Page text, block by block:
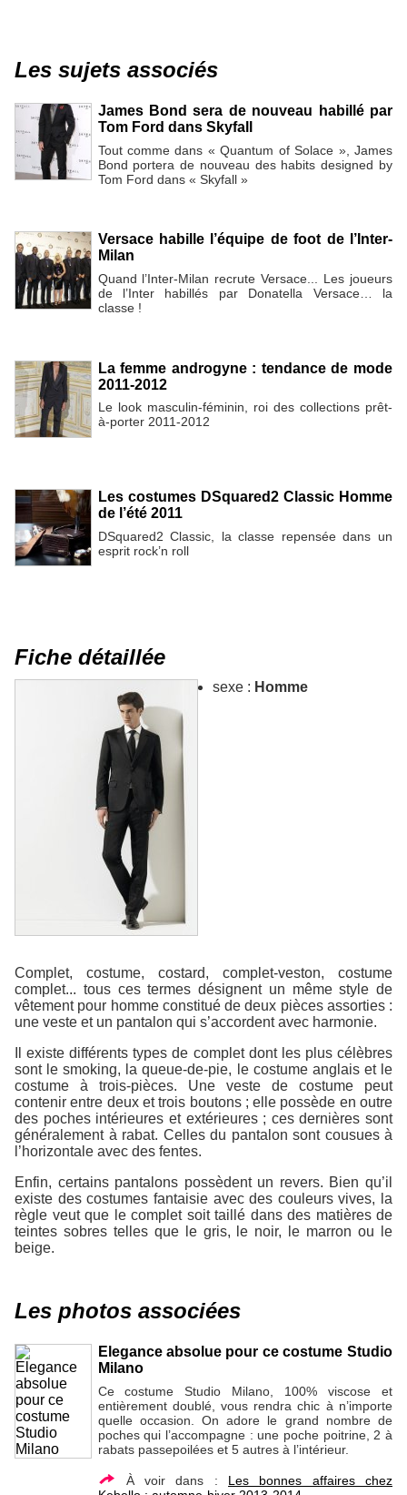
Les sujets associés
James Bond sera de nouveau habillé par
Tom Ford dans Skyfall
Tout comme dans « Quantum of Solace », James
Bond portera de nouveau des habits designed by
Tom Ford dans « Skyfall »
Versace habille l’équipe de foot de l’Inter-
Milan
Quand l’Inter-Milan recrute Versace... Les joueurs
de l’Inter habillés par Donatella Versace… la
classe !
La femme androgyne : tendance de mode
2011-2012
Le look masculin-féminin, roi des collections prêt-
à-porter 2011-2012
Les costumes DSquared2 Classic Homme
de l’été 2011
DSquared2 Classic, la classe repensée dans un
esprit rock’n roll
Fiche détaillée
sexe : Homme
Complet, costume, costard, complet-veston, costume
complet... tous ces termes désignent un même style de
vêtement pour homme constitué de deux pièces assorties :
une veste et un pantalon qui s’accordent avec harmonie.
Il existe différents types de complet dont les plus célèbres
sont le smoking, la queue-de-pie, le costume anglais et le
costume à trois-pièces. Une veste de costume peut
contenir entre deux et trois boutons ; elle possède en outre
des poches intérieures et extérieures ; ces dernières sont
généralement à rabat. Celles du pantalon sont cousues à
l’horizontale avec des fentes.
Enfin, certains pantalons possèdent un revers. Bien qu’il
existe des costumes fantaisie avec des couleurs vives, la
règle veut que le complet soit taillé dans des matières de
teintes sobres telles que le gris, le noir, le marron ou le
beige.
Les photos associées
Elegance absolue pour ce costume Studio
Milano
Ce costume Studio Milano, 100% viscose et
entièrement doublé, vous rendra chic à n’importe
quelle occasion. On adore le grand nombre de
poches qui l’accompagne : une poche poitrine, 2 à
rabats passepoilées et 5 autres à l’intérieur.
À voir dans : Les bonnes affaires chez